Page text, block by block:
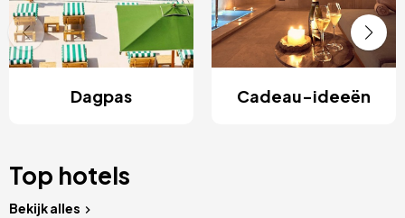
Dagpas Cadeau-ideeën
Top hotels
Bekijk alles